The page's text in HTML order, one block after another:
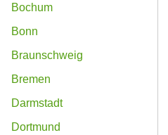
Bochum
Bonn
Braunschweig
Bremen
Darmstadt
Dortmund